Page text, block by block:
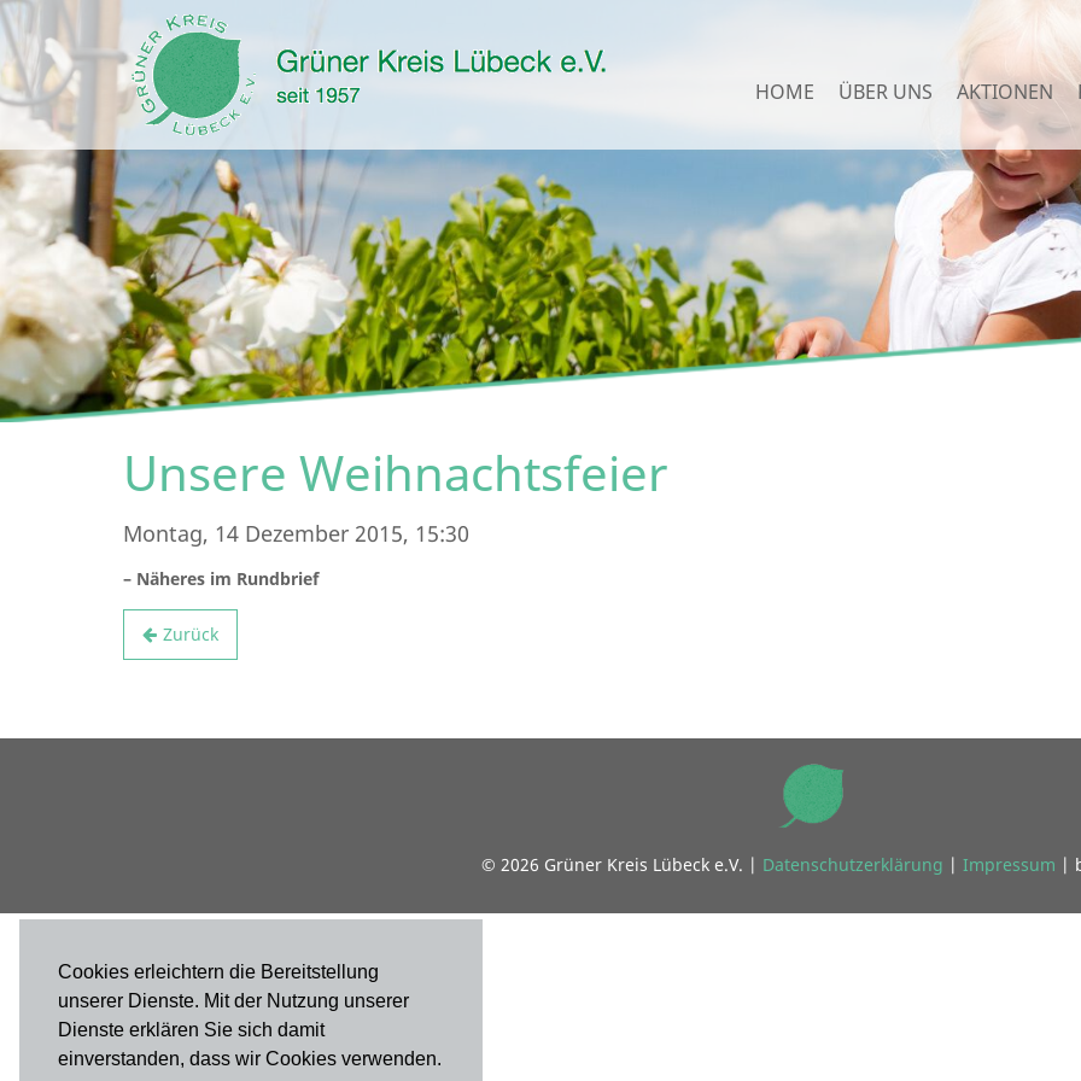
Cookies erleichtern die Bereitstellung
unserer Dienste. Mit der Nutzung unserer
Dienste erklären Sie sich damit
einverstanden, dass wir Cookies verwenden.
HOME ÜBER UNS AKTIONEN
Unsere Weihnachtsfeier
Montag, 14 Dezember 2015, 15:30
– Näheres im Rundbrief
Zurück
© 2026 Grüner Kreis Lübeck e.V. | Datenschutzerklärung | Impressum |